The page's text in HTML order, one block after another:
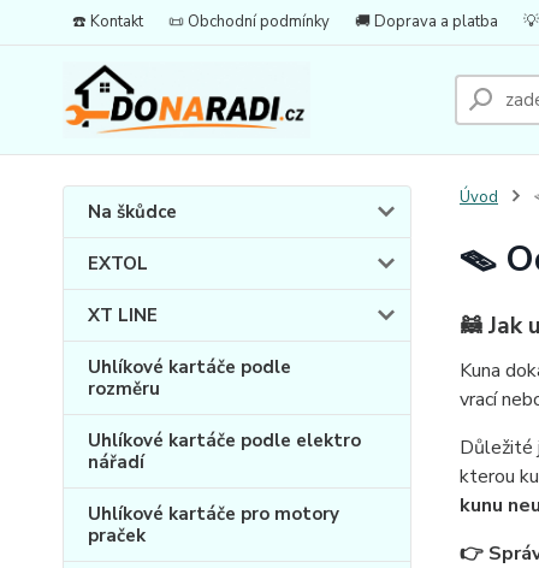
☎️ Kontakt 📜 Obchodní podmínky 🚚 Doprava a platba
Na škůdce
EXTOL
XT LINE
Uhlíkové kartáče podle
rozměru
Uhlíkové kartáče podle elektro
nářadí
Uhlíkové kartáče pro motory
praček
Úvod
🪤
🦝 Jak
Kuna
vrací
Důležité
kterou
kunu
👉